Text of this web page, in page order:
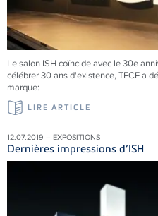
Le salon ISH coïncide avec le 30e
célébrer 30 ans d'existence, TECE a
marque:
LIRE ARTICLE
12.07.2019 – EXPOSITIONS
Dernières impressions d’ISH